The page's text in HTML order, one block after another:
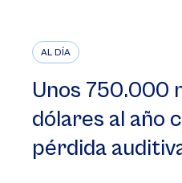
AL DÍA
Unos 750.000
dólares al año
pérdida